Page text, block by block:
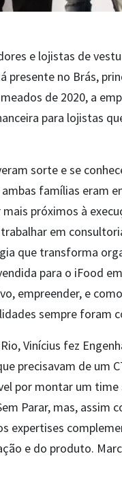
e lojistas de
presente no Brás,
de 2020, a
para lojistas
sorte e se
famílias eram
próximos à
em
que transforma
para o iFood
empreender, e
sempre foram
Vinícius fez
precisavam de um
por montar um
Parar, mas, assim
expertises
e do produto.